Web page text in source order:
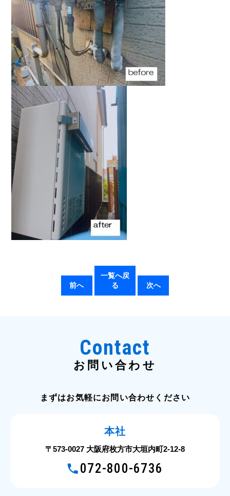
前へ
一覧へ戻
る
次へ
Contact
お問い合わせ
まずはお気軽にお問い合わせください
本社
〒573-0027 大阪府枚方市大垣内町2-12-8
072-800-6736